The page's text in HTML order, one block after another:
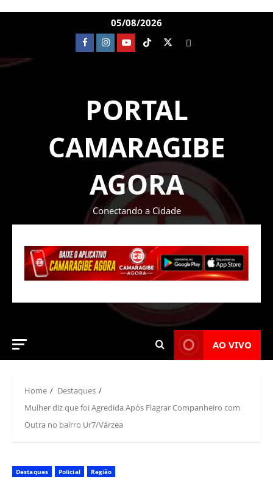
05/08/2026
PORTAL
CAMARAGIBE
AGORA
Conectando a Cidade
AO VIVO
Home
Destaques
Mulher diz que foi Agredida Após Flagrar Companheiro com
Outra no bairro Ur7/Várzea
Destaques Policial Região